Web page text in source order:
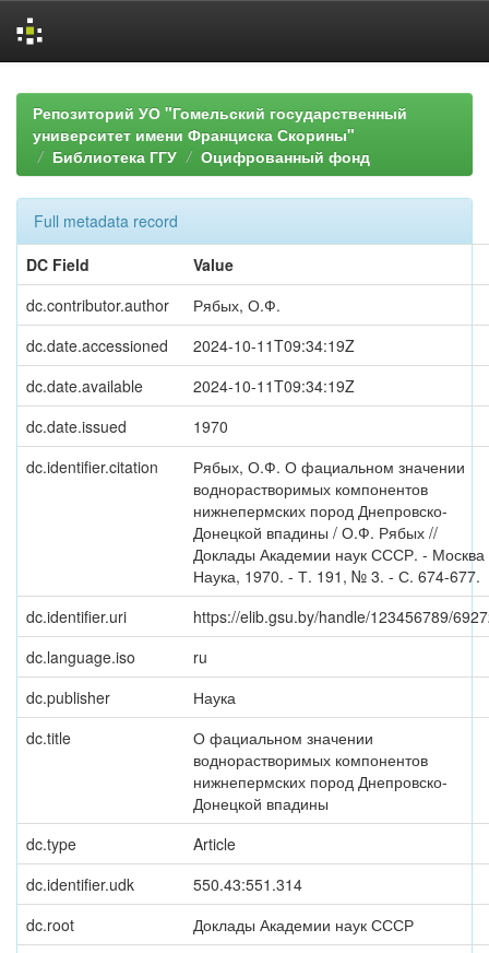
navigationРепозиторий УО "Гомельский государственный
университет имени Франциска Скорины"
Библиотека ГГУ
Оцифрованный фонд
Full metadata record
DC Field
Value
dc.contributor.author
Рябых, О.Ф.
dc.date.accessioned
2024-10-11T09:34:19Z
dc.date.available
2024-10-11T09:34:19Z
dc.date.issued
1970
dc.identifier.citation
Рябых, О.Ф. О фациальном значении
воднорастворимых компонентов
нижнепермских пород Днепровско-
Донецкой впадины / О.Ф. Рябых //
Доклады Академии наук СССР. - Москва
Наука, 1970. - Т. 191, № 3. - С. 674-677.
dc.identifier.uri
https://elib.gsu.by/handle/123456789/
dc.language.iso
ru
dc.publisher
Наука
dc.title
О фациальном значении
воднорастворимых компонентов
нижнепермских пород Днепровско-
Донецкой впадины
dc.type
Article
dc.identifier.udk
550.43:551.314
dc.root
Доклады Академии наук СССР